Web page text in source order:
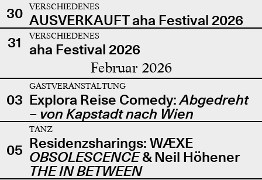
30
VERSCHIEDENES
AUSVERKAUFT aha Festival 2026
31
VERSCHIEDENES
aha Festival 2026
Februar 2026
03
GASTVERANSTALTUNG
Explora Reise Comedy:Abgedreht
– von Kapstadt nach Wien
05
TANZ
Residenzsharings: WÆXE
OBSOLESCENCE& Neil Höhener
THE IN BETWEEN